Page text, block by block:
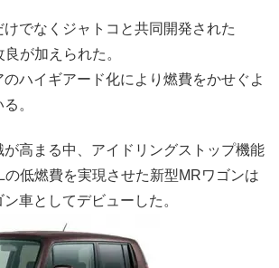
けでなくジャトコと共同開発された
が加えられた。
のハイギアード化により燃費をかせぐよ
。
高まる中、アイドリングストップ機能
の低燃費を実現させた新型MRワゴンは
車としてデビューした。